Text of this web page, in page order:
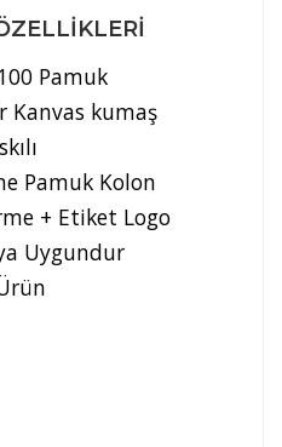
Pamuk
Kanvas kumaş
Pamuk Kolon
+ Etiket Logo
Uygundur